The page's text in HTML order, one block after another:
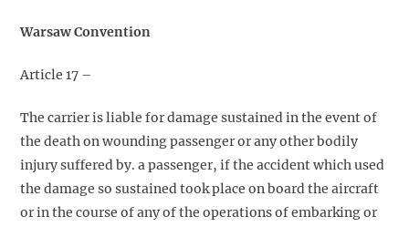
Warsaw Convention
Article 17 –
The carrier is liable for damage sustained in the event of
the death on wounding passenger оr any other bodily
injury suffered by. a passenger, if the accident which used
the damage so sustained took place on board the aircraft
or in the course of any of the operations of embarking or